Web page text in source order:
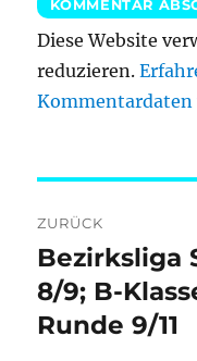
Diese Website
reduzieren.
ZURÜCK
Vorheriger
Beitrag:
Bezirksliga
8/9; B-
Runde 9/11